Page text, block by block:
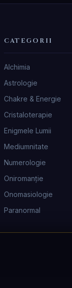
CATEGORII
Alchimia
Astrologie
Chakre & Energie
Cristaloterapie
Enigmele Lumii
Mediumnitate
Numerologie
Oniromanţie
Onomasiologie
Paranormal